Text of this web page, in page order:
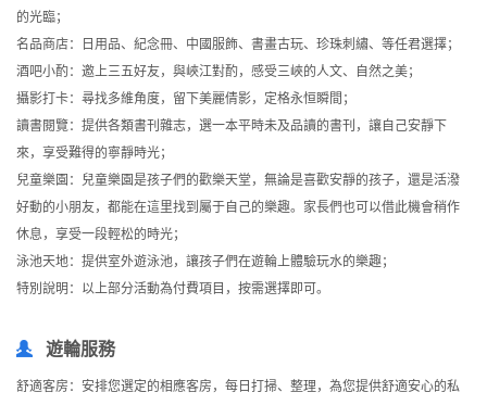
的光臨；
名品商店：日用品、紀念冊、中國服飾、書畫古玩、珍珠刺繡、等任君選擇；
酒吧小酌：邀上三五好友，與峽江對酌，感受三峽的人文、自然之美；
攝影打卡：尋找多維角度，留下美麗倩影，定格永恒瞬間；
讀書閱覽：提供各類書刊雜志，選一本平時未及品讀的書刊，讓自己安靜下
來，享受難得的寧靜時光；
兒童樂園：兒童樂園是孩子們的歡樂天堂，無論是喜歡安靜的孩子，還是活潑
好動的小朋友，都能在這里找到屬于自己的樂趣。家長們也可以借此機會稍作
休息，享受一段輕松的時光；
泳池天地：提供室外遊泳池，讓孩子們在遊輪上體驗玩水的樂趣；
特別說明：以上部分活動為付費項目，按需選擇即可。
遊輪服務
舒適客房：安排您選定的相應客房，每日打掃、整理，為您提供舒適安心的私